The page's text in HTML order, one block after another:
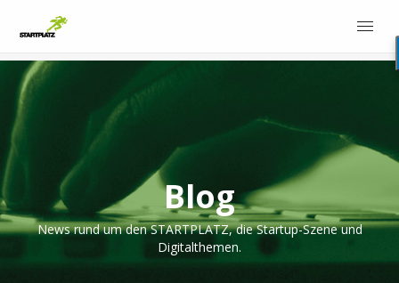
Blog
News rund um den STARTPLATZ, die Startup-Szene und
Digitalthemen.